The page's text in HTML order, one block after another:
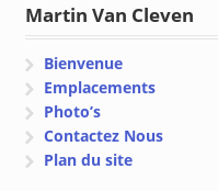
Martin Van Cleven
Bienvenue
Emplacements
Photo’s
Contactez Nous
Plan du site